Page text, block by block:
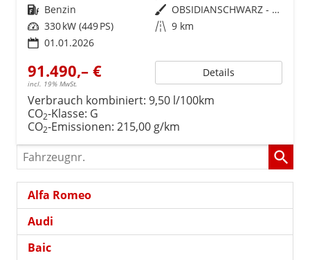
Kraftstoff Benzin Außenfarbe
OBSIDIANSCHWARZ - METALLICLACK
Leistung 330 kW (449 PS) Kilometerstand 9 km
01.01.2026
91.490,– €
incl. 19% MwSt.
Details
Verbrauch kombiniert: 9,50 l/100km
CO2-Klasse: G
CO2-Emissionen: 215,00 g/km
Fahrzeugnr.
Alfa Romeo
Audi
Baic